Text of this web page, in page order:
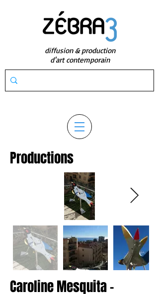
diffusion & production
d'art contemporain
Productions
Caroline Mesquita -